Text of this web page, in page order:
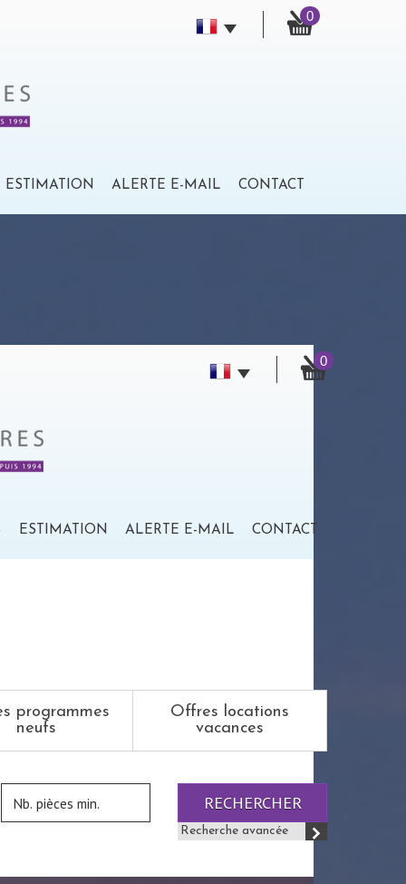
0
ESTIMATION ALERTE E-MAIL CONTACT
0
ESTIMATION ALERTE E-MAIL CONTACT
programmes
neufs
Offres locations
vacances
RECHERCHER
Recherche avancée